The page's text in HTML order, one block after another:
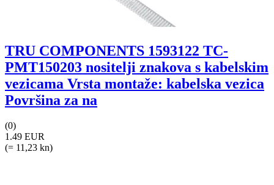
TRU COMPONENTS 1593122 TC-
PMT150203 nositelji znakova s kabelskim
vezicama Vrsta montaže: kabelska vezica
Površina za na
(0)
1.49 EUR
(= 11,23 kn)